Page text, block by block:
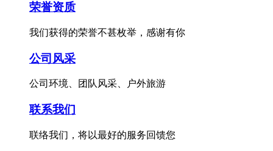
荣誉资质
我们获得的荣誉不甚枚举，感谢有你
公司风采
公司环境、团队风采、户外旅游
联系我们
联络我们，将以最好的服务回馈您